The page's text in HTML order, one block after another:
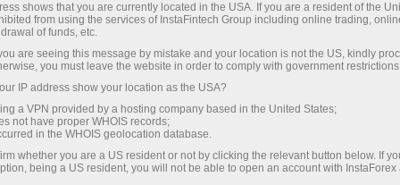
Календарь трейдера на 28 марта: В
тарифной игре Трампа победителей не
будет? (oz)
очиш
shows that you are currently located in the USA. If you are a resident of the
from using the services of InstaFintech Group including online trading,
of funds, etc.
are seeing this message by mistake and your location is not the US, kindly
you must leave the website in order to comply with government
IP address show your location as the USA?
a VPN provided by a hosting company based in the United States;
not have proper WHOIS records;
in the WHOIS geolocation database.
whether you are a US resident or not by clicking the relevant button below. If
being a US resident, you will not be able to open an account with InstaForex